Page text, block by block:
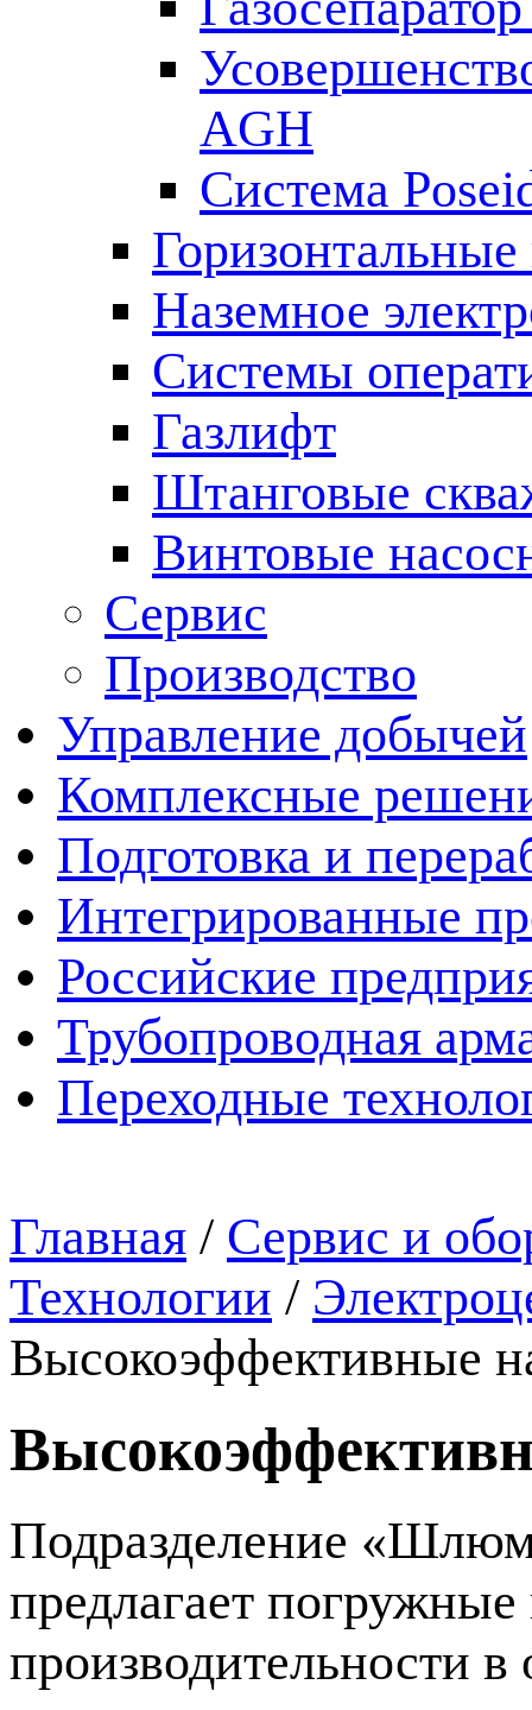
AGH
Система
Наземное
Системы
Газлифт
Штанговые
Винтовые
Сервис
Производство
Управление добычей
Комплексные
Подготовка и
Интегрированные
Российские
Трубопроводная
Переходные
Главная / Сервис и
Технологии /
Высокоэффективные
Подразделение
предлагает
производительности в